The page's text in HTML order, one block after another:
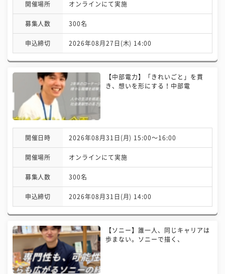
開催場所 オンラインにて実施
募集人数 300名
申込締切 2026年08月27日(木) 14:00
【中部電力】「きれいごと」を貫
き、想いを形にする！中部電
開催日時 2026年08月31日(月) 15:00〜16:00
開催場所 オンラインにて実施
募集人数 300名
申込締切 2026年08月31日(月) 14:00
【ソニー】誰一人、同じキャリアは
歩まない。ソニーで描く、